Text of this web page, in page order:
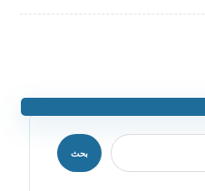
بحث